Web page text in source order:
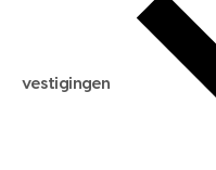
verkoopadvies
hypotheekadvies
hypotheek berekenen
maximale hypotheek
hypotheek
gratis zoekprofiel
vestigingen